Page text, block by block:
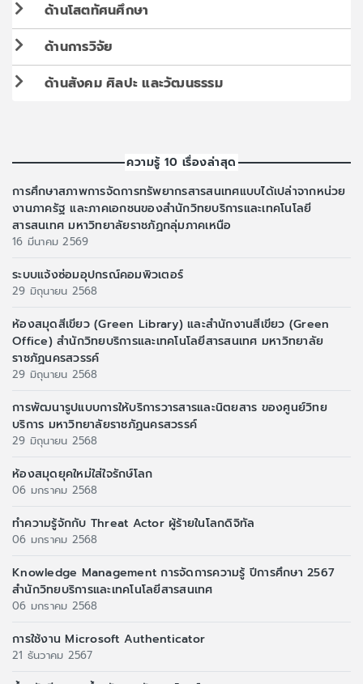
ด้านโสตทัศนศึกษา
ด้านการวิจัย
ด้านสังคม ศิลปะ และวัฒนธรรม
ความรู้ 10 เรื่องล่าสุด
การศึกษาสภาพการจัดการทรัพยากรสารสนเทศแบบได้เปล่าจากหน่วย
งานภาครัฐ และภาคเอกชนของสำนักวิทยบริการและเทคโนโลยี
สารสนเทศ มหาวิทยาลัยราชภัฏกลุ่มภาคเหนือ
16 มีนาคม 2569
ระบบแจ้งซ่อมอุปกรณ์คอมพิวเตอร์
29 มิถุนายน 2568
ห้องสมุดสีเขียว (Green Library) และสำนักงานสีเขียว (Green
Office) สำนักวิทยบริการและเทคโนโลยีสารสนเทศ มหาวิทยาลัย
ราชภัฏนครสวรรค์
29 มิถุนายน 2568
การพัฒนารูปแบบการให้บริการวารสารและนิตยสาร ของศูนย์วิทย
บริการ มหาวิทยาลัยราชภัฏนครสวรรค์
29 มิถุนายน 2568
ห้องสมุดยุคใหม่ใส่ใจรักษ์โลก
06 มกราคม 2568
ทำความรู้จักกับ Threat Actor ผู้ร้ายในโลกดิจิทัล
06 มกราคม 2568
Knowledge Management การจัดการความรู้ ปีการศึกษา 2567
สำนักวิทยบริการและเทคโนโลยีสารสนเทศ
06 มกราคม 2568
การใช้งาน Microsoft Authenticator
21 ธันวาคม 2567